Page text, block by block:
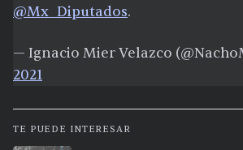
@Mx_Diputados.
— Ignacio Mier Velazco
2021
TE PUEDE INTERESAR